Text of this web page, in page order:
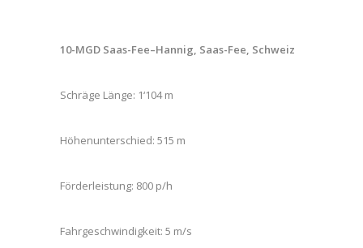
10-MGD Saas-Fee–Hannig, Saas-Fee, Schweiz
Schräge Länge: 1‘104 m
Höhenunterschied: 515 m
Förderleistung: 800 p/h
Fahrgeschwindigkeit: 5 m/s